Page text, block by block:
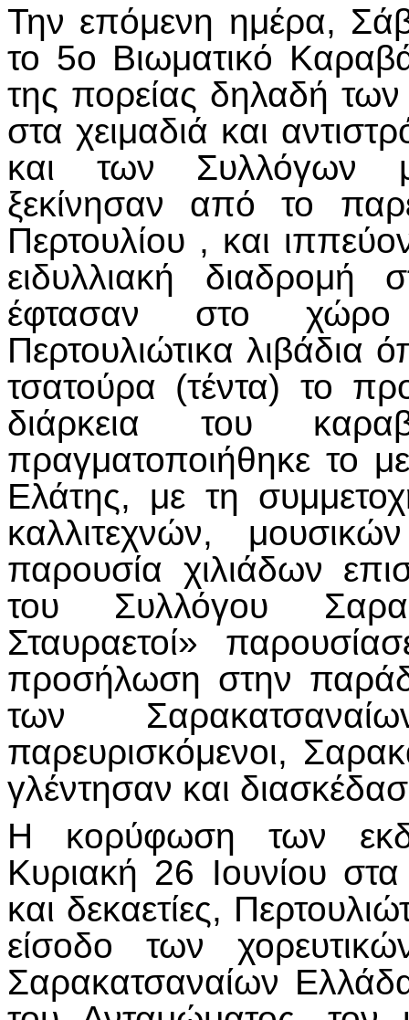
Την επόμενη ημέρα,
το 5ο Βιωματικό
της πορείας δηλαδή
στα χειμαδιά και
και των Συλλόγων
ξεκίνησαν από το
Περτουλίου , και
ειδυλλιακή διαδρομή
έφτασαν στο
Περτουλιώτικα λιβάδια
τσατούρα (τέντα) το
διάρκεια του
πραγματοποιήθηκε το
Ελάτης, με τη
καλλιτεχνών,
παρουσία χιλιάδων
του Συλλόγου
Σταυραετοί»
προσήλωση στην
των
παρευρισκόμενοι,
γλέντησαν και
Η κορύφωση των
Κυριακή 26 Ιουνίου
και δεκαετίες,
είσοδο των
Σαρακατσαναίων